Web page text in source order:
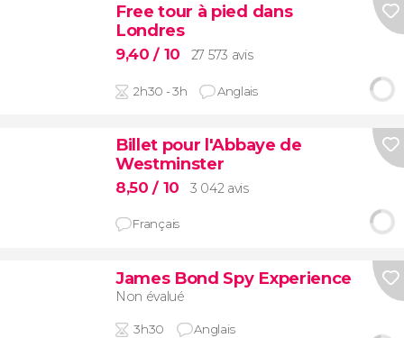
Free tour à pied dans
Londres
9,40/ 10 27 573 avis
2h30 - 3h Anglais
Billet pour l'Abbaye de
Westminster
8,50/ 10 3 042 avis
Français
James Bond Spy Experience
Non évalué
3h30 Anglais